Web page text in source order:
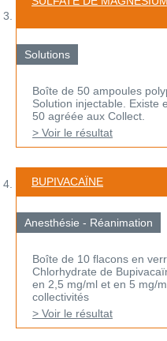
Solutions
Boîte de 50 ampoules
Solution injectable. Existe
50 agréée aux Collect.
> Voir le résultat
BUPIVACAÏNE
Anesthésie - Réanimation
Boîte de 10 flacons en
Chlorhydrate de
en 2,5 mg/ml et en 5 mg/
collectivités
> Voir le résultat